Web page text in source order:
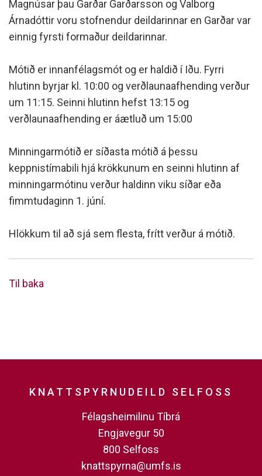
Magnúsar þau Garðar Garðarsson og Valborg
Árnadóttir voru stofnendur deildarinnar en Garðar var
einnig fyrsti formaður deildarinnar.
Mótið er innanfélagsmót og er haldið í Iðu. Fyrri
hlutinn byrjar kl. 10:00 og verðlaunaafhending verður
um 11:15. Seinni hlutinn hefst 13:15 og
verðlaunaafhending er áætluð um 15:00
Minningarmótið er síðasta mótið á þessu
keppnistímabili hjá krökkunum en seinni hlutinn af
minningarmótinu verður haldinn viku síðar eða
fimmtudaginn 1. júní.
Hlökkum til að sjá sem flesta, frítt verður á mótið.
Til baka
KNATTSPYRNUDEILD SELFOSS
Félagsheimilinu Tíbrá
Engjavegur 50
800 Selfoss
knattspyrna@umfs.is